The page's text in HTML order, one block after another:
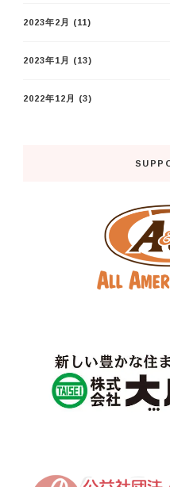
2023年2月 (11)
2023年1月 (13)
2022年12月 (3)